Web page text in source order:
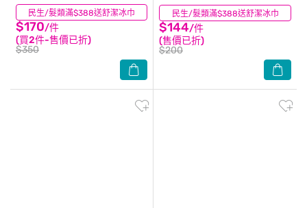
民生/髮類滿$388送舒潔冰巾
$170/件
(買2件-售價已折)
$350
(3) 民生/髮類滿$388送舒潔冰巾
$144/件
(售價已折)
$200
(9)